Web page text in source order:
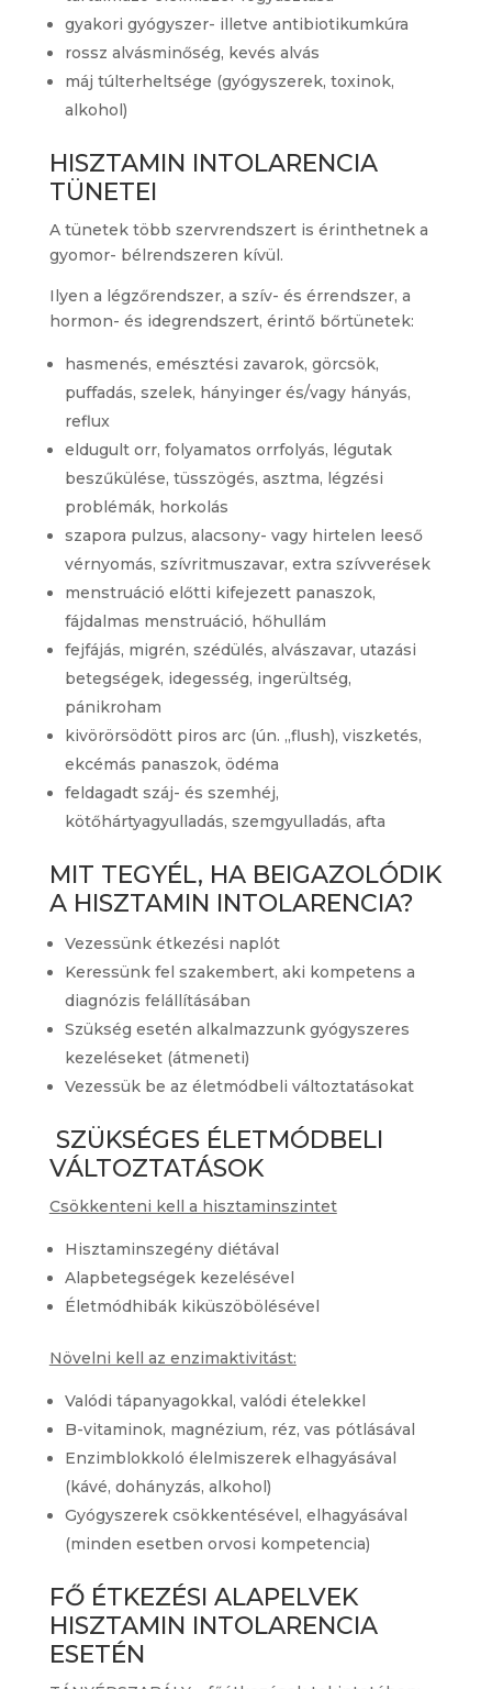
gyakori gyógyszer- illetve antibiotikumkúra
rossz alvásminőség, kevés alvás
máj túlterheltsége (gyógyszerek, toxinok,
alkohol)
HISZTAMIN INTOLARENCIA
TÜNETEI
A tünetek több szervrendszert is érinthetnek a
gyomor- bélrendszeren kívül.
Ilyen a légzőrendszer, a szív- és érrendszer, a
hormon- és idegrendszert, érintő bőrtünetek:
hasmenés, emésztési zavarok, görcsök,
puffadás, szelek, hányinger és/vagy hányás,
reflux
eldugult orr, folyamatos orrfolyás, légutak
beszűkülése, tüsszögés, asztma, légzési
problémák, horkolás
szapora pulzus, alacsony- vagy hirtelen leeső
vérnyomás, szívritmuszavar, extra szívverések
menstruáció előtti kifejezett panaszok,
fájdalmas menstruáció, hőhullám
fejfájás, migrén, szédülés, alvászavar, utazási
betegségek, idegesség, ingerültség,
pánikroham
kivörörsödött piros arc (ún. „flush), viszketés,
ekcémás panaszok, ödéma
feldagadt száj- és szemhéj,
kötőhártyagyulladás, szemgyulladás, afta
MIT TEGYÉL, HA BEIGAZOLÓDIK
A HISZTAMIN INTOLARENCIA?
Vezessünk étkezési naplót
Keressünk fel szakembert, aki kompetens a
diagnózis felállításában
Szükség esetén alkalmazzunk gyógyszeres
kezeléseket (átmeneti)
Vezessük be az életmódbeli változtatásokat
SZÜKSÉGES ÉLETMÓDBELI
VÁLTOZTATÁSOK
Csökkenteni kell a hisztaminszintet
Hisztaminszegény diétával
Alapbetegségek kezelésével
Életmódhibák kiküszöbölésével
Növelni kell az enzimaktivitást:
Valódi tápanyagokkal, valódi ételekkel
B-vitaminok, magnézium, réz, vas pótlásával
Enzimblokkoló élelmiszerek elhagyásával
(kávé, dohányzás, alkohol)
Gyógyszerek csökkentésével, elhagyásával
(minden esetben orvosi kompetencia)
FŐ ÉTKEZÉSI ALAPELVEK
HISZTAMIN INTOLARENCIA
ESETÉN